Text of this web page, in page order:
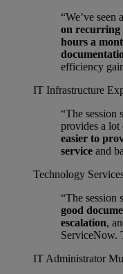
“We’ve seen
on recurring
hours a
efficiency
IT Infrastructure
“The session
provides a lot
easier to
service and
Technology
“The session
good
escalation,
ServiceNow.
IT Administrator